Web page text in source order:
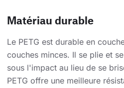
Matériau durable
Le PETG est durable en
couches minces. Il se plie et
sous l'impact au lieu de se
PETG offre une meilleure